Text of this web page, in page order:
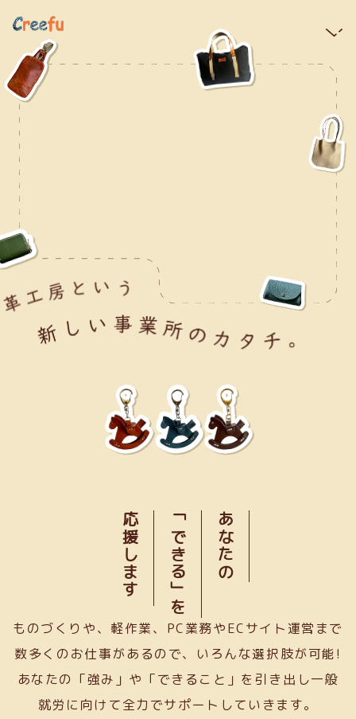
あなたの
「できる」を
応援します
ものづくりや、軽作業、PC業務やECサイト運営まで
数多くのお仕事があるので、いろんな選択肢が可能!
あなたの「強み」や「できること」を引き出し一般
就労に向けて全力でサポートしていきます。